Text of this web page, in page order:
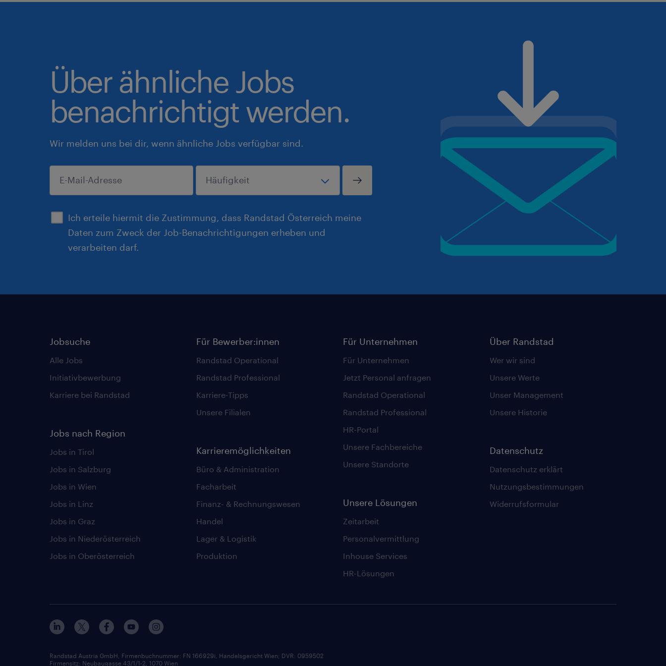
Über ähnliche Jobs
benachrichtigt werden.
Wir melden uns bei dir, wenn ähnliche Jobs verfügbar sind.
Ich erteile hiermit die Zustimmung, dass Randstad Österreich meine
Daten zum Zweck der Job-Benachrichtigungen erheben und
verarbeiten darf.
einreichen
Jobsuche
Alle Jobs
Initiativbewerbung
Karriere bei Randstad
Jobs nach Region
Jobs in Tirol
Jobs in Salzburg
Jobs in Wien
Jobs in Linz
Jobs in Graz
Jobs in Niederösterreich
Jobs in Oberösterreich
Für Bewerber:innen
Randstad Operational
Randstad Professional
Karriere-Tipps
Unsere Filialen
Karrieremöglichkeiten
Büro & Administration
Facharbeit
Finanz- & Rechnungswesen
Handel
Lager & Logistik
Produktion
Für Unternehmen
Für Unternehmen
Jetzt Personal anfragen
Randstad Operational
Randstad Professional
HR-Portal
Unsere Fachbereiche
Unsere Standorte
Unsere Lösungen
Zeitarbeit
Personalvermittlung
Inhouse Services
HR-Lösungen
Über Randstad
Wer wir sind
Unsere Werte
Unser Management
Unsere Historie
Datenschutz
Datenschutz erklärt
Nutzungsbestimmungen
Widerrufsformular
Randstad Austria GmbH, Firmenbuchnummer: FN 166929i, Handelsgericht Wien; DVR: 0959502
Firmensitz: Neubaugasse 43/1/1-2, 1070 Wien